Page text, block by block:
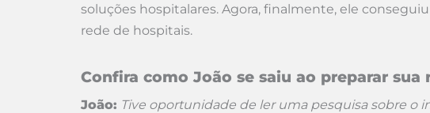
soluções hospitalares. Agora, finalmente, ele
rede de hospitais.
Confira como João se saiu ao preparar sua
João: Tive oportunidade de ler uma pesquisa sobre o